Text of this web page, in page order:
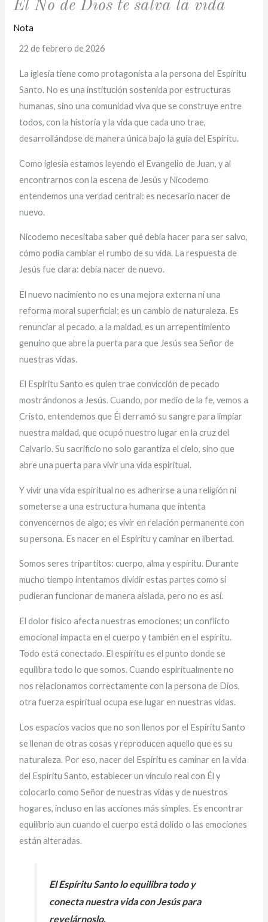
El No de Dios te salva la vida
Nota
22 de febrero de 2026
La iglesia tiene como protagonista a la persona del Espíritu
Santo. No es una institución sostenida por estructuras
humanas, sino una comunidad viva que se construye entre
todos, con la historia y la vida que cada uno trae,
desarrollándose de manera única bajo la guía del Espíritu.
Como iglesia estamos leyendo el Evangelio de Juan, y al
encontrarnos con la escena de Jesús y Nicodemo
entendemos una verdad central: es necesario nacer de
nuevo.
Nicodemo necesitaba saber qué debía hacer para ser salvo,
cómo podía cambiar el rumbo de su vida. La respuesta de
Jesús fue clara: debía nacer de nuevo.
El nuevo nacimiento no es una mejora externa ni una
reforma moral superficial; es un cambio de naturaleza. Es
renunciar al pecado, a la maldad, es un arrepentimiento
genuino que abre la puerta para que Jesús sea Señor de
nuestras vidas.
El Espíritu Santo es quien trae convicción de pecado
mostrándonos a Jesús. Cuando, por medio de la fe, vemos a
Cristo, entendemos que Él derramó su sangre para limpiar
nuestra maldad, que ocupó nuestro lugar en la cruz del
Calvario. Su sacrificio no solo garantiza el cielo, sino que
abre una puerta para vivir una vida espiritual.
Y vivir una vida espiritual no es adherirse a una religión ni
someterse a una estructura humana que intenta
convencernos de algo; es vivir en relación permanente con
su persona. Es nacer en el Espíritu y caminar en libertad.
Somos seres tripartitos: cuerpo, alma y espíritu. Durante
mucho tiempo intentamos dividir estas partes como si
pudieran funcionar de manera aislada, pero no es así.
El dolor físico afecta nuestras emociones; un conflicto
emocional impacta en el cuerpo y también en el espíritu.
Todo está conectado. El espíritu es el punto donde se
equilibra todo lo que somos. Cuando espiritualmente no
nos relacionamos correctamente con la persona de Dios,
otra fuerza espiritual ocupa ese lugar en nuestras vidas.
Los espacios vacíos que no son llenos por el Espíritu Santo
se llenan de otras cosas y reproducen aquello que es su
naturaleza. Por eso, nacer del Espíritu es caminar en la vida
del Espíritu Santo, establecer un vínculo real con Él y
colocarlo como Señor de nuestras vidas y de nuestros
hogares, incluso en las acciones más simples. Es encontrar
equilibrio aun cuando el cuerpo está dolido o las emociones
están alteradas.
El Espíritu Santo lo equilibra todo y
conecta nuestra vida con Jesús para
revelárnoslo.